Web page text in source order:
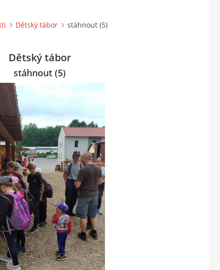
Dětský tábor stáhnout (5)
Dětský tábor
stáhnout (5)